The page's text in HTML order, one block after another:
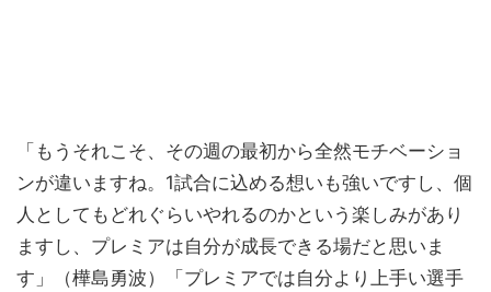
「もうそれこそ、その週の最初から全然モチベーショ
ンが違いますね。1試合に込める想いも強いですし、個
人としてもどれぐらいやれるのかという楽しみがあり
ますし、プレミアは自分が成長できる場だと思いま
す」（樺島勇波）「プレミアでは自分より上手い選手